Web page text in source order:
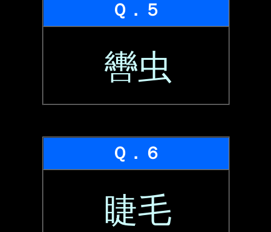
Ｑ．５
轡虫
Ｑ．６
睫毛